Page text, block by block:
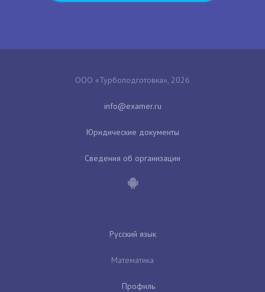
ООО «Турбоподготовка», 2026
Юридические документы
Сведения об организации
Русский язык
Математика
Профиль